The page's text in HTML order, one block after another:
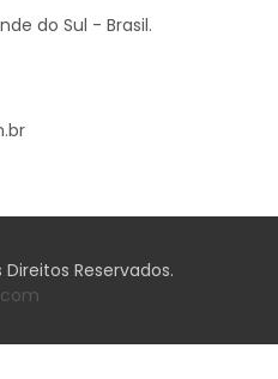
do Sul - Brasil.
Reservados.